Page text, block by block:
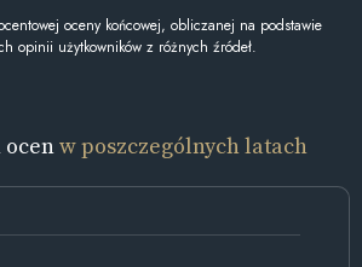
oceny końcowej, obliczanej na podstawie
opinii użytkowników z różnych źródeł.
ocenw poszczególnych latach